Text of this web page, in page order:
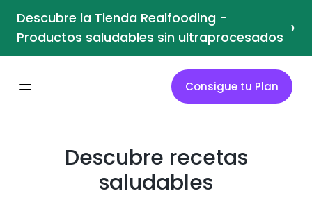
Descubre la Tienda Realfooding -
Productos saludables sin ultraprocesados ›
Consigue tu Plan
Descubre recetas
saludables